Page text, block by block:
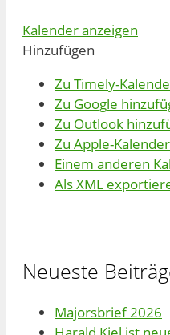
Kalender anzeigen
Hinzufügen
Zu Timely-
Zu Google
Zu Outlook
Zu Apple-
Einem anderen
Als XML
Neueste
Majorsbrief 2026